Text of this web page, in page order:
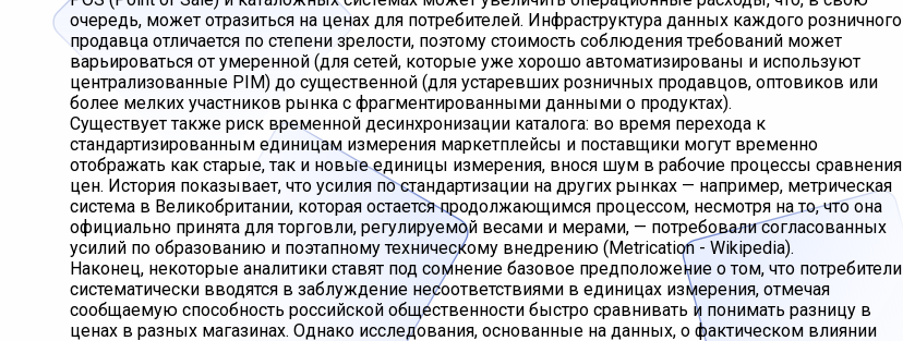
очередь, может отразиться на ценах для потребителей. Инфраструктура данных каждого розничного
продавца отличается по степени зрелости, поэтому стоимость соблюдения требований может
варьироваться от умеренной (для сетей, которые уже хорошо автоматизированы и используют
централизованные PIM) до существенной (для устаревших розничных продавцов, оптовиков или
более мелких участников рынка с фрагментированными данными о продуктах).
Существует также риск временной десинхронизации каталога: во время перехода к
стандартизированным единицам измерения маркетплейсы и поставщики могут временно
отображать как старые, так и новые единицы измерения, внося шум в рабочие процессы сравнения
цен. История показывает, что усилия по стандартизации на других рынках — например, метрическая
система в Великобритании, которая остается продолжающимся процессом, несмотря на то, что она
официально принята для торговли, регулируемой весами и мерами, — потребовали согласованных
усилий по образованию и поэтапному техническому внедрению (Metrication - Wikipedia).
Наконец, некоторые аналитики ставят под сомнение базовое предположение о том, что потребители
систематически вводятся в заблуждение несоответствиями в единицах измерения, отмечая
сообщаемую способность российской общественности быстро сравнивать и понимать разницу в
ценах в разных магазинах. Однако исследования, основанные на данных, о фактическом влиянии